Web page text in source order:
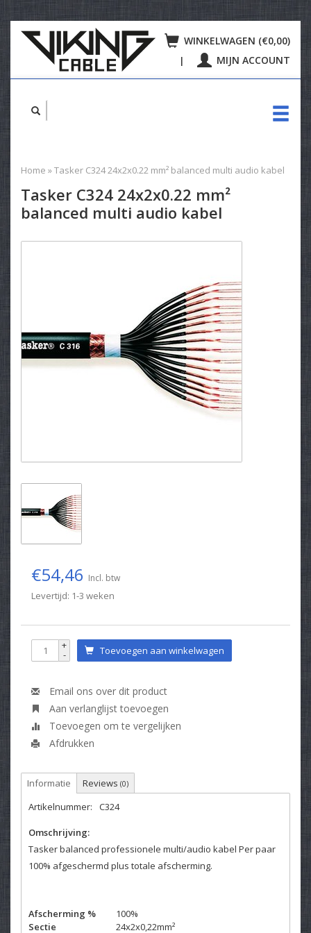
WINKELWAGEN (€0,00)
| MIJN ACCOUNT
Home »Tasker C324 24x2x0.22 mm² balanced multi audio kabel
Tasker C324 24x2x0.22 mm²
balanced multi audio kabel
€54,46 Incl. btw
Levertijd: 1-3 weken
+
- Toevoegen aan winkelwagen
Email ons over dit product
Aan verlanglijst toevoegen
Toevoegen om te vergelijken
Afdrukken
Informatie Reviews (0)
Artikelnummer: C324
Omschrijving:
Tasker balanced professionele multi/audio kabel Per paar
100% afgeschermd plus totale afscherming.
Afscherming %
100%
Sectie
24x2x0,22mm²